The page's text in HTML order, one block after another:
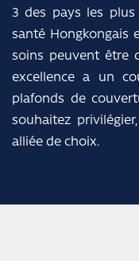
3 des pays les
santé Hongkongais
soins peuvent être
excellence a un
plafonds de
souhaitez
alliée de choix.